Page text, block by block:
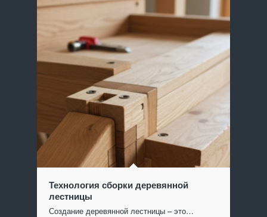
Технология сборки деревянной
лестницы
Создание деревянной лестницы – это…